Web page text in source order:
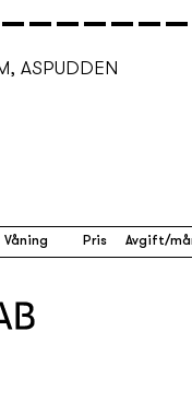
ASPUDDEN
Våning Pris Avgift/